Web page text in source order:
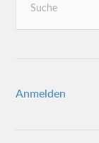
Anmelden